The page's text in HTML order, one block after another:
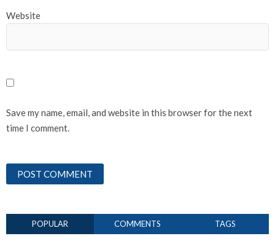
Website
Save my name, email, and website in this browser for the next
time I comment.
POPULAR COMMENTS TAGS